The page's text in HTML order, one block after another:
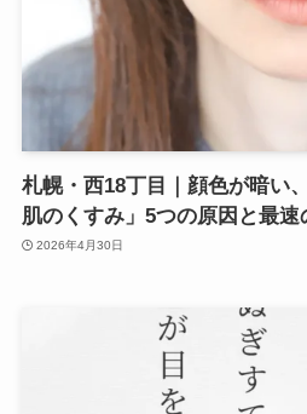
札幌・西18丁目｜顔色が暗
肌のくすみ」5つの原因と最速
2026年4月30日